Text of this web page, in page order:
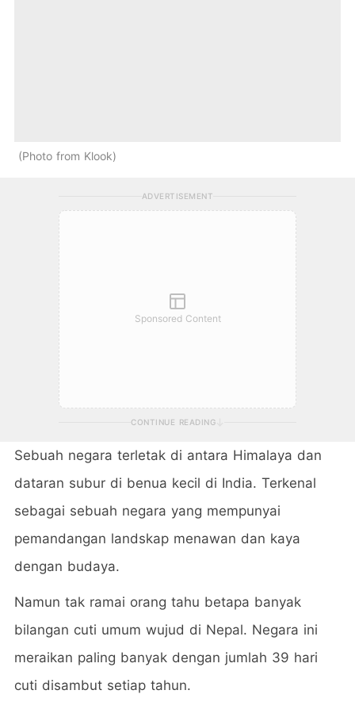
Photo from Klook
ADVERTISEMENT
Sponsored Content
CONTINUE READING
Sebuah negara terletak di antara Himalaya dan
dataran subur di benua kecil di India. Terkenal
sebagai sebuah negara yang mempunyai
pemandangan landskap menawan dan kaya
dengan budaya.
Namun tak ramai orang tahu betapa banyak
bilangan cuti umum wujud di Nepal. Negara ini
meraikan paling banyak dengan jumlah 39 hari
cuti disambut setiap tahun.